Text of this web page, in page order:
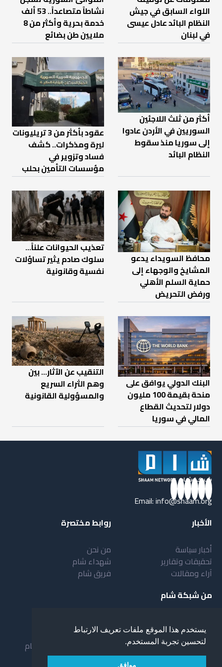
يستخدم هذا الموقع ملفات تعريف الارتباط
لتحسين تجربة المستخدم.
موافق
اللواء السابق في جيش
النظام البائد عادل عيسى
في لبنان
نشاطاً متصاعداً.. 53 ألف
خدمة بحرية وأكثر من 8
ملايين طن بضائع
أكثر من ثلث اللاجئين
السوريين في الأردن عادوا
إلى سوريا منذ سقوط
النظام البائد
عقود بأكثر من 3 تريليونات
ليرة ومذكرات.. كشف
فساد وتزوير في
مؤسسات التأمين بحلب
محافظ السويداء يدعو
المشايخ والوجهاء إلى
حماية السلم الأهلي
ورفض التحريض
تعذيب الحيوانات علناً…
سلوك صادم يثير تساؤلات
نفسية وقانونية
البنك الدولي يوافق على
منحة بقيمة 100 مليون
دولار لتحديث القطاع
المالي في سوريا
التنقيب عن الآثار… بين
وهم الثراء السريع
والمسؤولية القانونية
Email:info@shaam.org
الأخبار
أخبار سياسة
تحقيقات وتقارير
آراء ومقالات
روابط مختصرة
من نحن
شهداء شام
فريق شام
من شبكة شام
خدمات شبكة شام
المستفيدون من الشبكة
لمحة عن شبكة شبام
مقدمة عن شبكة شام
نظام العمل في شبكة شام